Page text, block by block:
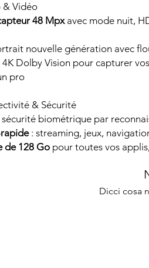
& Vidéo
48 Mpxavec mode nuit,
nouvelle génération avec
Dolby Vision pour capturer
pro
& Sécurité
sécurité biométrique par
: streaming, jeux,
de 128 Go pour toutes vos
Dicci cosa